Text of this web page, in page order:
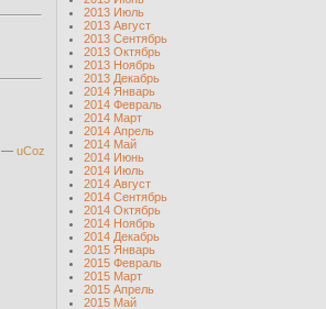
2013 Июль
2013 Август
2013 Сентябрь
2013 Октябрь
2013 Ноябрь
2013 Декабрь
2014 Январь
2014 Февраль
2014 Март
2014 Апрель
2014 Май
2014 Июнь
2014 Июль
2014 Август
2014 Сентябрь
2014 Октябрь
2014 Ноябрь
2014 Декабрь
2015 Январь
2015 Февраль
2015 Март
2015 Апрель
2015 Май
— uCoz